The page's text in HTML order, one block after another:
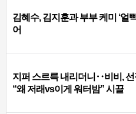
김혜수, 김지훈과 부부 케미 ‘얼
어
지퍼 스르륵 내리더니‥비비,
“왜 저래vs이게 워터밤” 시끌